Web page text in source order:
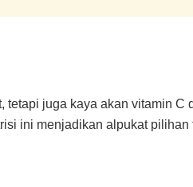
tetapi juga kaya akan vitamin
ini menjadikan alpukat